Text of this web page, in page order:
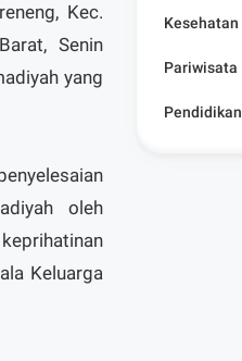
Kec.
Senin
yang
oleh
Keluarga
Kesehatan
Pariwisata
Pendidikan